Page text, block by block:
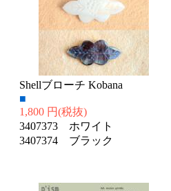
Shellブローチ Kobana
■
1,800 円(税抜)
3407373 ホワイト
3407374 ブラック